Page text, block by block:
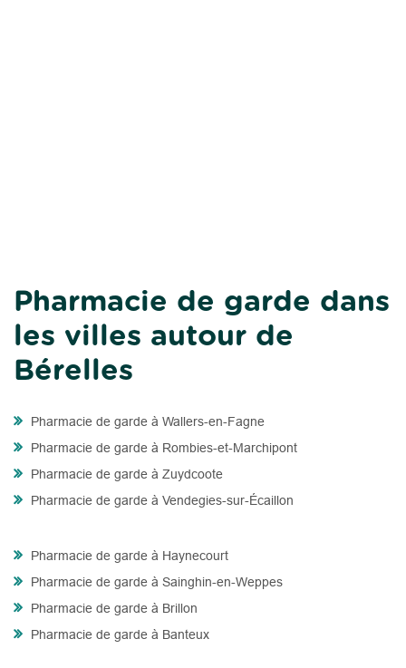
Pharmacie de garde dans
les villes autour de
Bérelles
Pharmacie de garde à Wallers-en-Fagne
Pharmacie de garde à Rombies-et-Marchipont
Pharmacie de garde à Zuydcoote
Pharmacie de garde à Vendegies-sur-Écaillon
Pharmacie de garde à Haynecourt
Pharmacie de garde à Sainghin-en-Weppes
Pharmacie de garde à Brillon
Pharmacie de garde à Banteux